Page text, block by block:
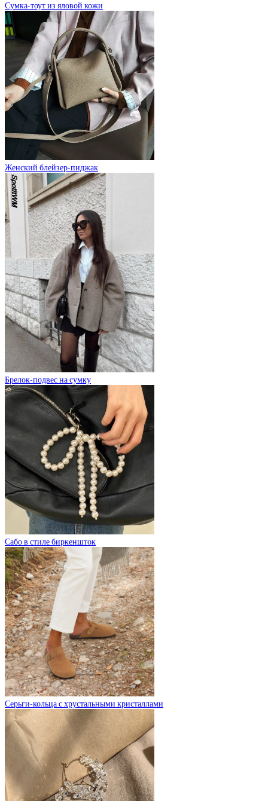
Сумка-тоут из яловой кожи
Женский блейзер-пиджак
Брелок-подвес на сумку
Сабо в стиле биркеншток
Серьги-кольца с хрустальными кристаллами